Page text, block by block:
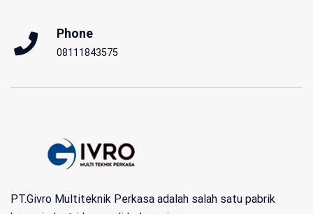
Phone
08111843575
PT.Givro Multiteknik Perkasa adalah salah satu pabrik